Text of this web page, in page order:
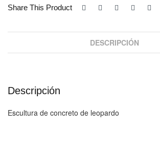
Share This Product
DESCRIPCIÓN
Descripción
Escultura de concreto de leopardo